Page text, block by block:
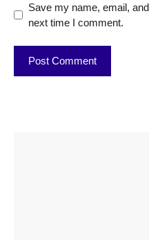
Save my name, email,
next time I comment.